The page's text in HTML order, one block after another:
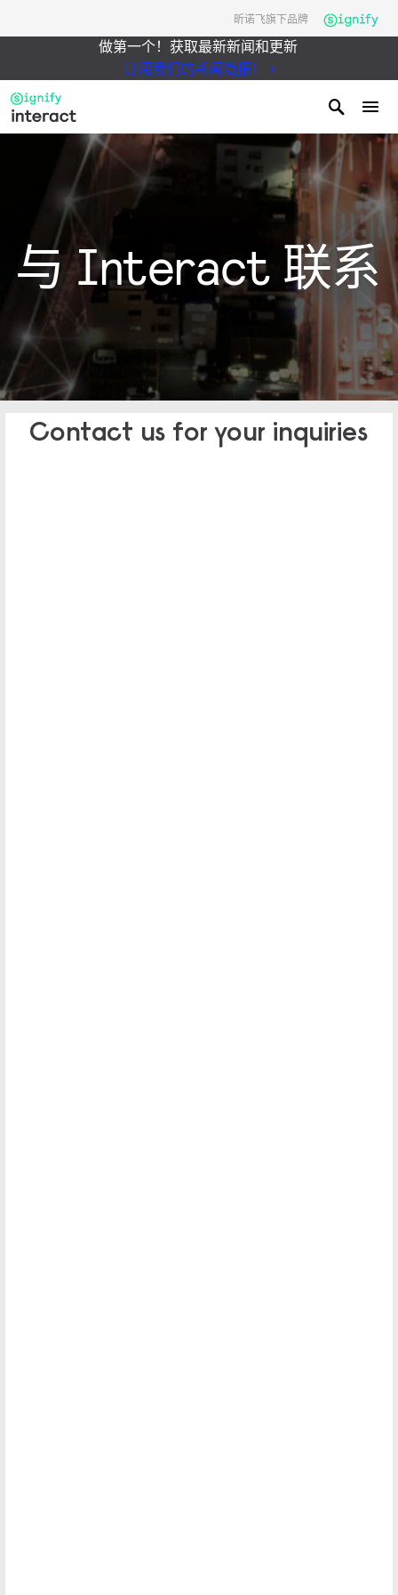
昕诺飞旗下品牌
做第一个！获取最新新闻和更新
订阅我们的新闻简报！
与 Interact 联系